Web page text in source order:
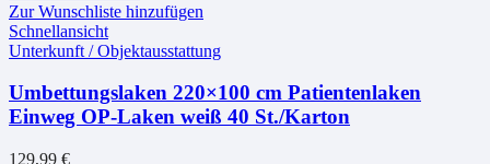
Zur Wunschliste hinzufügen
Schnellansicht
Unterkunft / Objektausstattung
Umbettungslaken 220×100 cm Patientenlaken
Einweg OP-Laken weiß 40 St./Karton
129,99 €